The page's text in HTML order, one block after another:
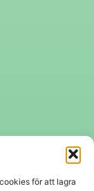
för att lagra